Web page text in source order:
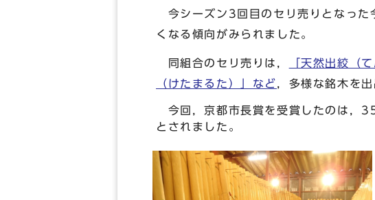
今シーズン3回目のセリ売りとなった
くなる傾向がみられました。
同組合のセリ売りは，
「天然出絞（
（けたまるた）」など
，多様な銘木を
今回，京都市長賞を受賞したのは，
とされました。